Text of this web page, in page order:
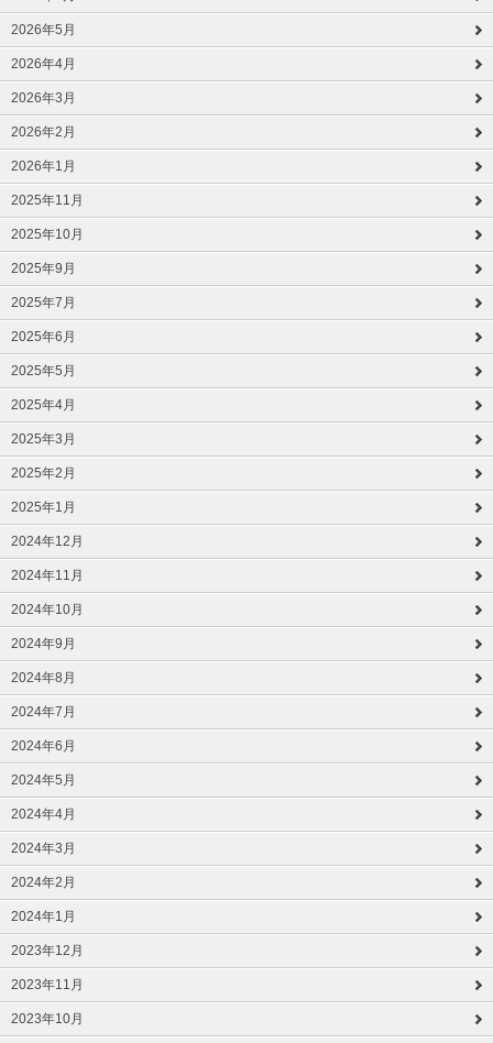
2026年5月
2026年4月
2026年3月
2026年2月
2026年1月
2025年11月
2025年10月
2025年9月
2025年7月
2025年6月
2025年5月
2025年4月
2025年3月
2025年2月
2025年1月
2024年12月
2024年11月
2024年10月
2024年9月
2024年8月
2024年7月
2024年6月
2024年5月
2024年4月
2024年3月
2024年2月
2024年1月
2023年12月
2023年11月
2023年10月